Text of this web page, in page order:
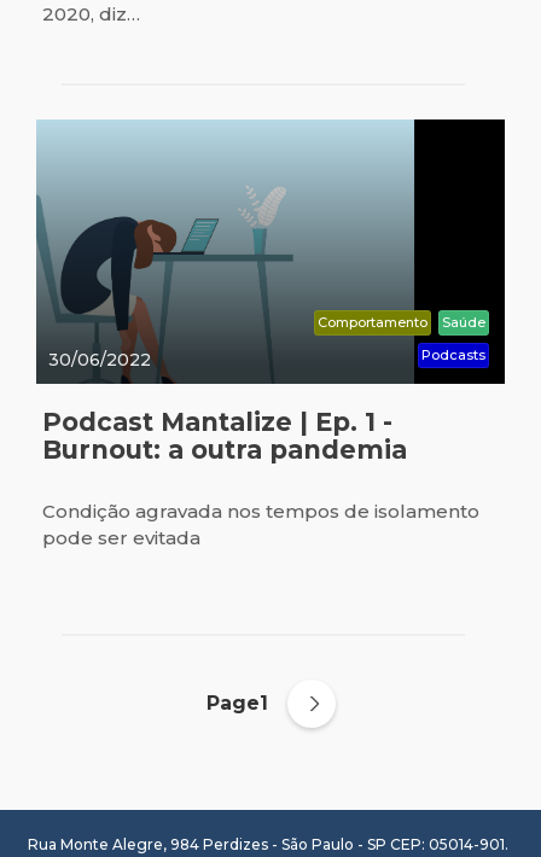
2020, diz…
30/06/2022
Comportamento
Saúde
Podcasts
Podcast Mantalize | Ep. 1 -
Burnout: a outra pandemia
Condição agravada nos tempos de isolamento
pode ser evitada
Page1
Rua Monte Alegre, 984 Perdizes - São Paulo - SP CEP: 05014-901.